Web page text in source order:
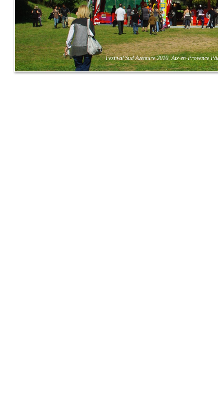
Festival Sud Aventure 2010, Aix-en-Provence